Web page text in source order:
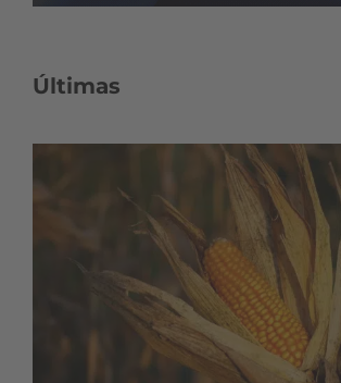
Últimas